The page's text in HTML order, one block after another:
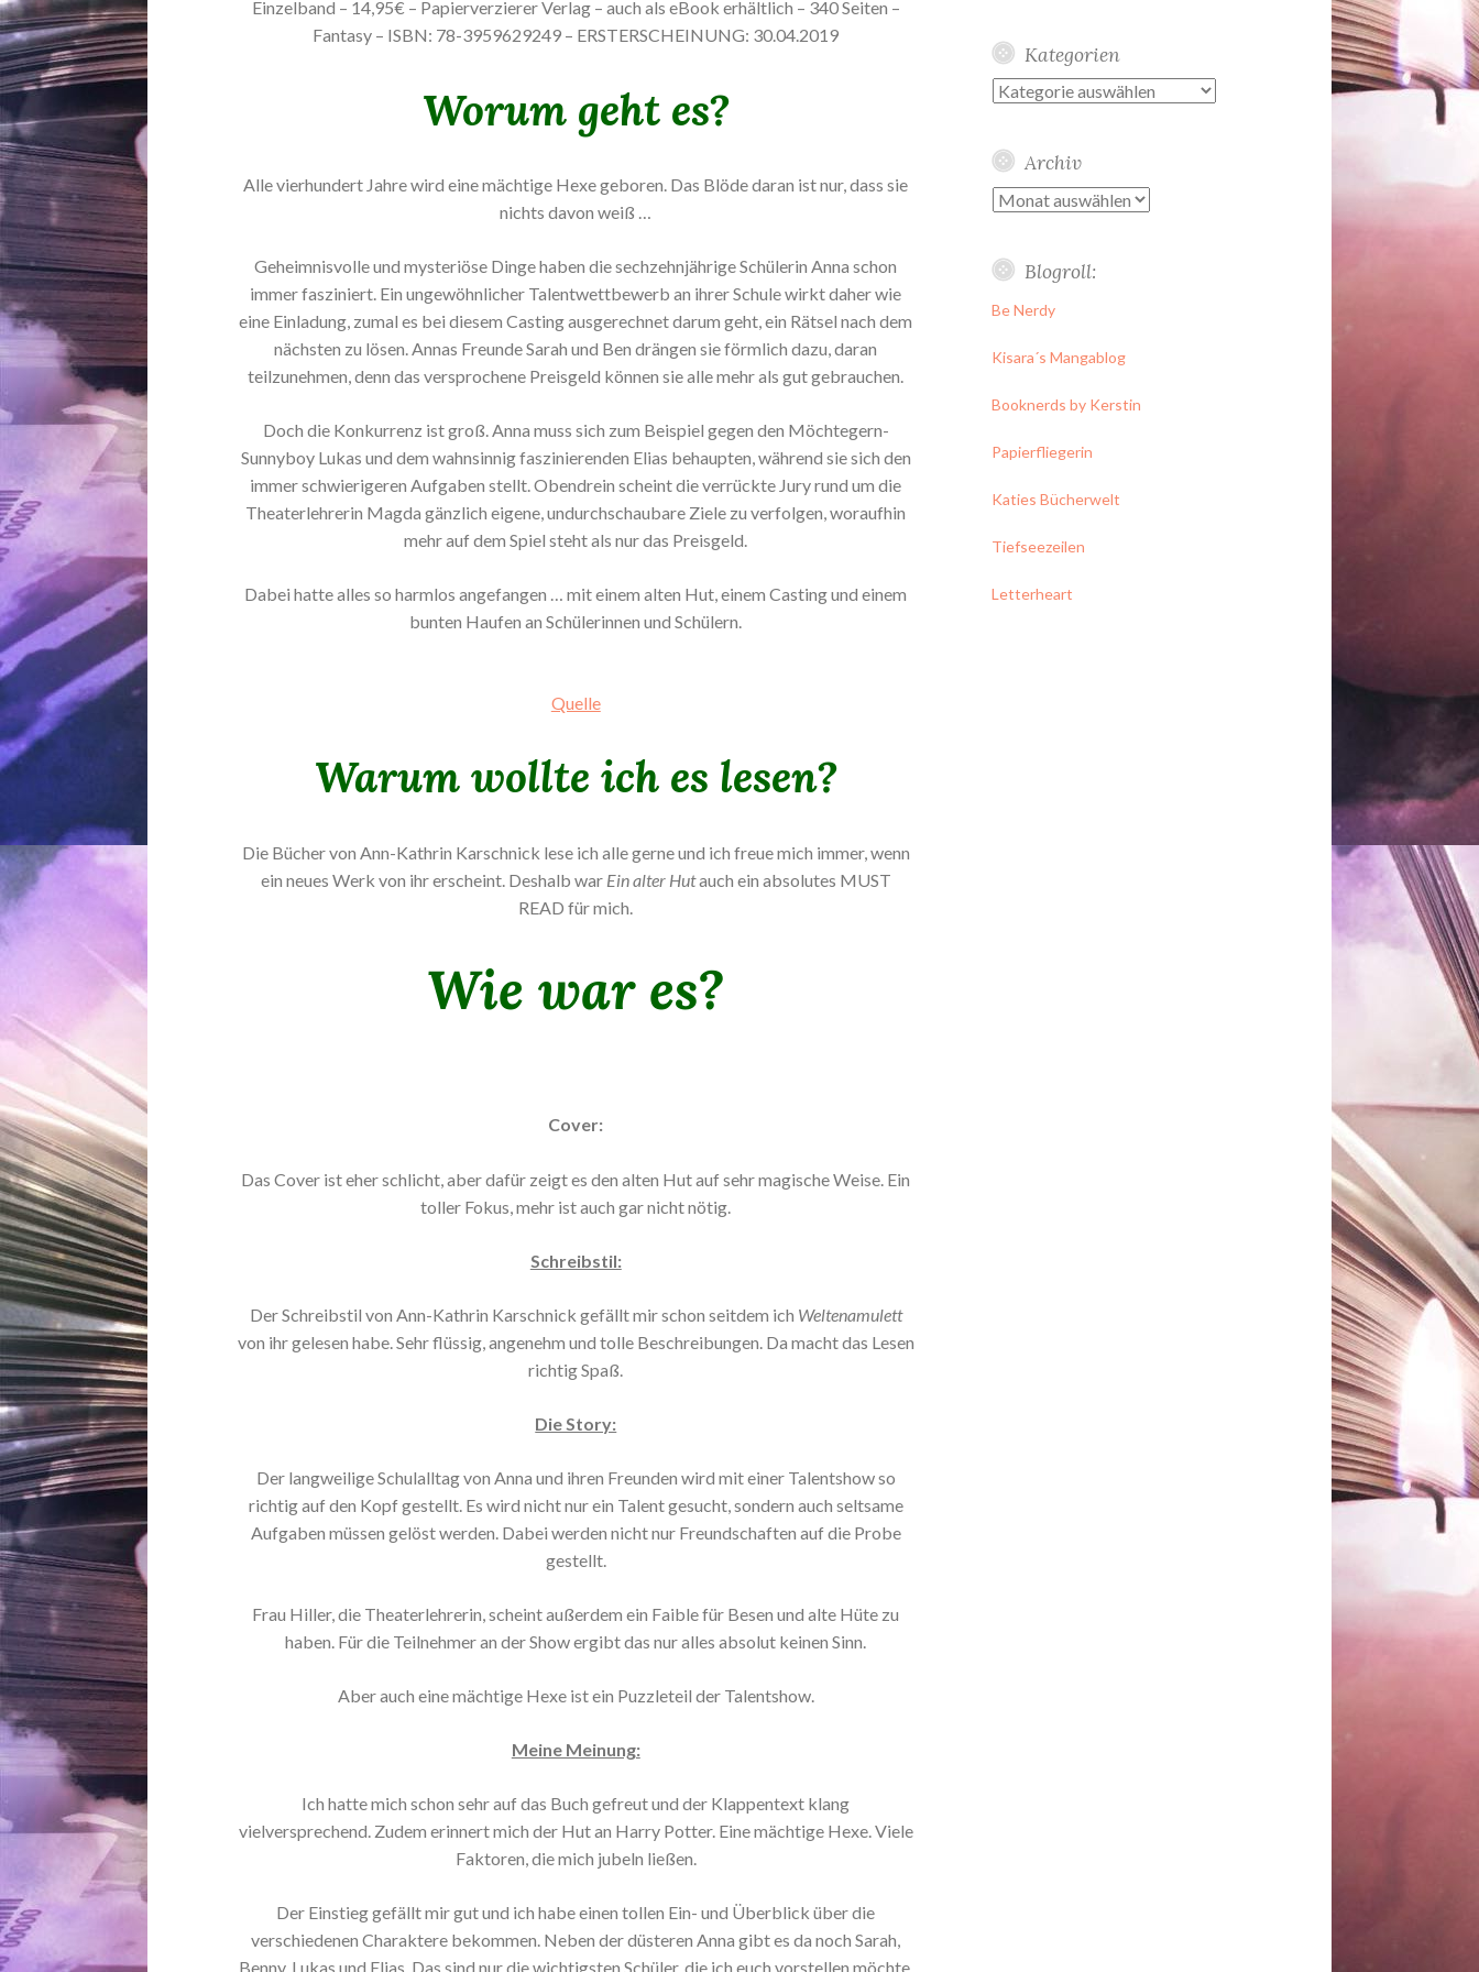
Einzelband – 14,95€ – Papierverzierer Verlag – auch als eBook erhältlich – 340 Seiten –
Fantasy – ISBN: 78-3959629249 – ERSTERSCHEINUNG: 30.04.2019
Worum geht es?
Alle vierhundert Jahre wird eine mächtige Hexe geboren. Das Blöde daran ist nur, dass sie
nichts davon weiß …
Geheimnisvolle und mysteriöse Dinge haben die sechzehnjährige Schülerin Anna schon
immer fasziniert. Ein ungewöhnlicher Talentwettbewerb an ihrer Schule wirkt daher wie
eine Einladung, zumal es bei diesem Casting ausgerechnet darum geht, ein Rätsel nach dem
nächsten zu lösen. Annas Freunde Sarah und Ben drängen sie förmlich dazu, daran
teilzunehmen, denn das versprochene Preisgeld können sie alle mehr als gut gebrauchen.
Doch die Konkurrenz ist groß. Anna muss sich zum Beispiel gegen den Möchtegern-
Sunnyboy Lukas und dem wahnsinnig faszinierenden Elias behaupten, während sie sich den
immer schwierigeren Aufgaben stellt. Obendrein scheint die verrückte Jury rund um die
Theaterlehrerin Magda gänzlich eigene, undurchschaubare Ziele zu verfolgen, woraufhin
mehr auf dem Spiel steht als nur das Preisgeld.
Dabei hatte alles so harmlos angefangen … mit einem alten Hut, einem Casting und einem
bunten Haufen an Schülerinnen und Schülern.
Quelle
Warum wollte ich es lesen?
Die Bücher von Ann-Kathrin Karschnick lese ich alle gerne und ich freue mich immer, wenn
ein neues Werk von ihr erscheint. Deshalb war Ein alter Hutauch ein absolutes MUST
READ für mich.
Wie war es?
Cover:
Das Cover ist eher schlicht, aber dafür zeigt es den alten Hut auf sehr magische Weise. Ein
toller Fokus, mehr ist auch gar nicht nötig.
Schreibstil:
Der Schreibstil von Ann-Kathrin Karschnick gefällt mir schon seitdem ich Weltenamulett
von ihr gelesen habe. Sehr flüssig, angenehm und tolle Beschreibungen. Da macht das Lesen
richtig Spaß.
Die Story:
Der langweilige Schulalltag von Anna und ihren Freunden wird mit einer Talentshow so
richtig auf den Kopf gestellt. Es wird nicht nur ein Talent gesucht, sondern auch seltsame
Aufgaben müssen gelöst werden. Dabei werden nicht nur Freundschaften auf die Probe
gestellt.
Frau Hiller, die Theaterlehrerin, scheint außerdem ein Faible für Besen und alte Hüte zu
haben. Für die Teilnehmer an der Show ergibt das nur alles absolut keinen Sinn.
Aber auch eine mächtige Hexe ist ein Puzzleteil der Talentshow.
Meine Meinung:
Ich hatte mich schon sehr auf das Buch gefreut und der Klappentext klang
vielversprechend. Zudem erinnert mich der Hut an Harry Potter. Eine mächtige Hexe. Viele
Faktoren, die mich jubeln ließen.
Der Einstieg gefällt mir gut und ich habe einen tollen Ein- und Überblick über die
verschiedenen Charaktere bekommen. Neben der düsteren Anna gibt es da noch Sarah,
Benny, Lukas und Elias. Das sind nur die wichtigsten Schüler, die ich euch vorstellen möchte.
Kategorien
Kategorien
Archiv
Archiv
Blogroll:
Be Nerdy
Kisara´s Mangablog
Booknerds by Kerstin
Papierfliegerin
Katies Bücherwelt
Tiefseezeilen
Letterheart